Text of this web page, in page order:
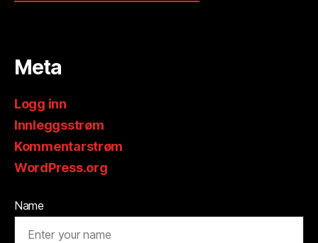
Meta
Logg inn
Innleggsstrøm
Kommentarstrøm
WordPress.org
Name